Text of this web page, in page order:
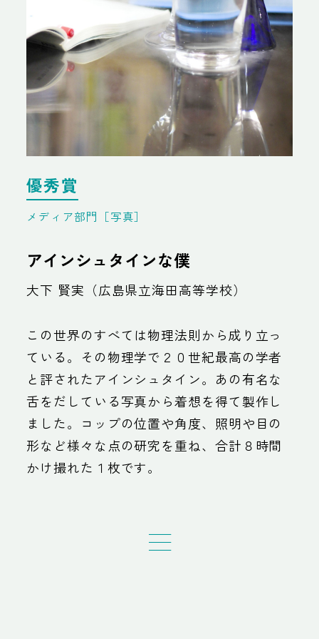
優秀賞
メディア部門［写真］
アインシュタインな僕
大下 賢実（広島県立海田高等学校）
この世界のすべては物理法則から成り立っ
ている。その物理学で２０世紀最高の学者
と評されたアインシュタイン。あの有名な
舌をだしている写真から着想を得て製作し
ました。コップの位置や角度、照明や目の
形など様々な点の研究を重ね、合計８時間
かけ撮れた１枚です。